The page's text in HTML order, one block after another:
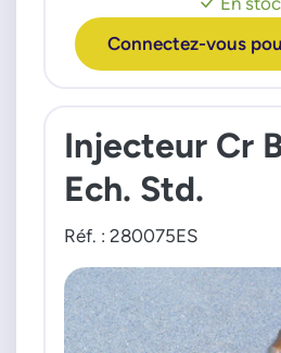
Connectez-vous
Injecteur Cr
Ech. Std.
Réf. : 280075ES